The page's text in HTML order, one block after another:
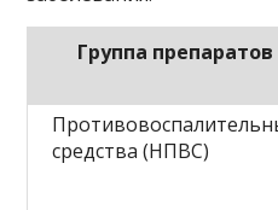
Группа препаратов
средства (НПВС)